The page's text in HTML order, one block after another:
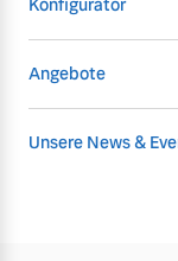
Konfigurator
Angebote
Unsere News &